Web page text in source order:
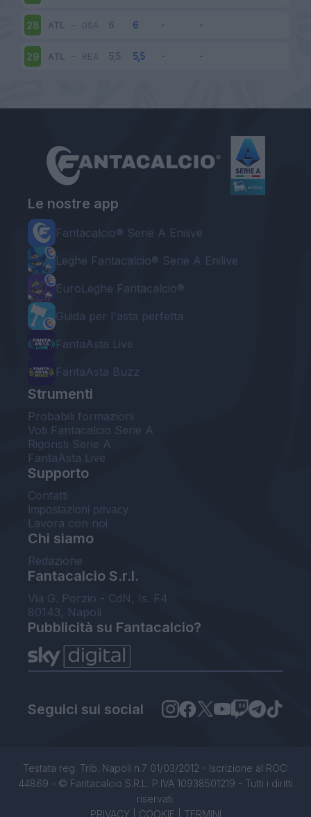
28 ATL - OSA
29 ATL - REA
Le nostre app
Fantacalcio® Serie A Enilive
Leghe Fantacalcio® Serie A Enilive
EuroLeghe Fantacalcio®
Guida per l'asta perfetta
FantaAsta Live
FantaAsta Buzz
Strumenti
Probabili formazioni
Voti Fantacalcio Serie A
Rigoristi Serie A
FantaAsta Live
Supporto
Contatti
Impostazioni privacy
Lavora con noi
Chi siamo
Redazione
Fantacalcio S.r.l.
Via G. Porzio - CdN, Is. F4
80143, Napoli
Pubblicità su Fantacalcio?
Seguici sui social
Testata reg. Trib. Napoli n.7 01/03/2012 - Iscrizione al ROC:
44869 - © Fantacalcio S.R.L. P.IVA 10938501219 - Tutti i diritti
riservati.
PRIVACY| COOKIE TERMINI